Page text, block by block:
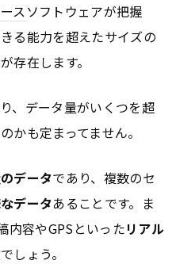
ス ソフトウェアが把握
る能力を超えたサイズの
存在します。
、データ量がいくつを超
かも定まってません。
データであり、複数のセ
データあることです。ま
内容やGPSといったリアル
しょう。